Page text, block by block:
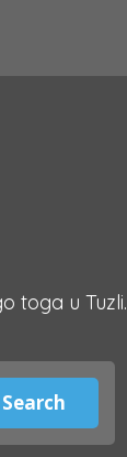
toga u Tuzli.